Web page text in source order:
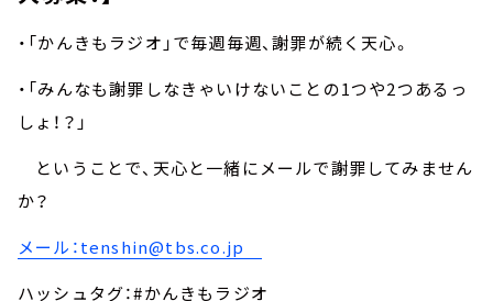
・「かんきもラジオ」で毎週毎週、謝罪が続く天心。
・「みんなも謝罪しなきゃいけないことの1つや2つあるっ
しょ！？」
ということで、天心と一緒にメールで謝罪してみません
か？
メール：tenshin@tbs.co.jp
ハッシュタグ：#かんきもラジオ